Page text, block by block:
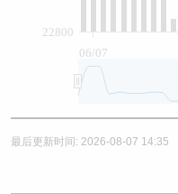
06/07
22800
最后更新时间: 2026-08-07 14:35